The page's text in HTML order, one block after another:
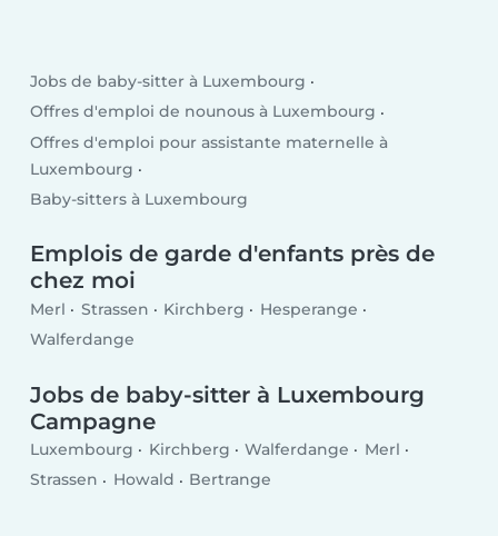
Jobs de baby-sitter à Luxembourg
Offres d'emploi de nounous à Luxembourg
Offres d'emploi pour assistante maternelle à
Luxembourg
Baby-sitters à Luxembourg
Emplois de garde d'enfants près de
chez moi
Merl Strassen Kirchberg
Hesperange
Walferdange
Jobs de baby-sitter à Luxembourg
Campagne
Luxembourg Kirchberg Walferdange
Merl
Strassen
Howald Bertrange